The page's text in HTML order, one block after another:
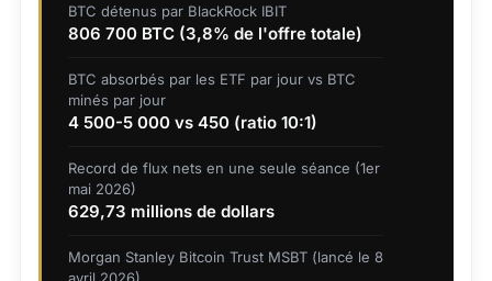
BTC détenus par BlackRock IBIT
806 700 BTC (3,8% de l'offre totale)
BTC absorbés par les ETF par jour vs BTC
minés par jour
4 500-5 000 vs 450 (ratio 10:1)
Record de flux nets en une seule séance (1er
mai 2026)
629,73 millions de dollars
Morgan Stanley Bitcoin Trust MSBT (lancé le 8